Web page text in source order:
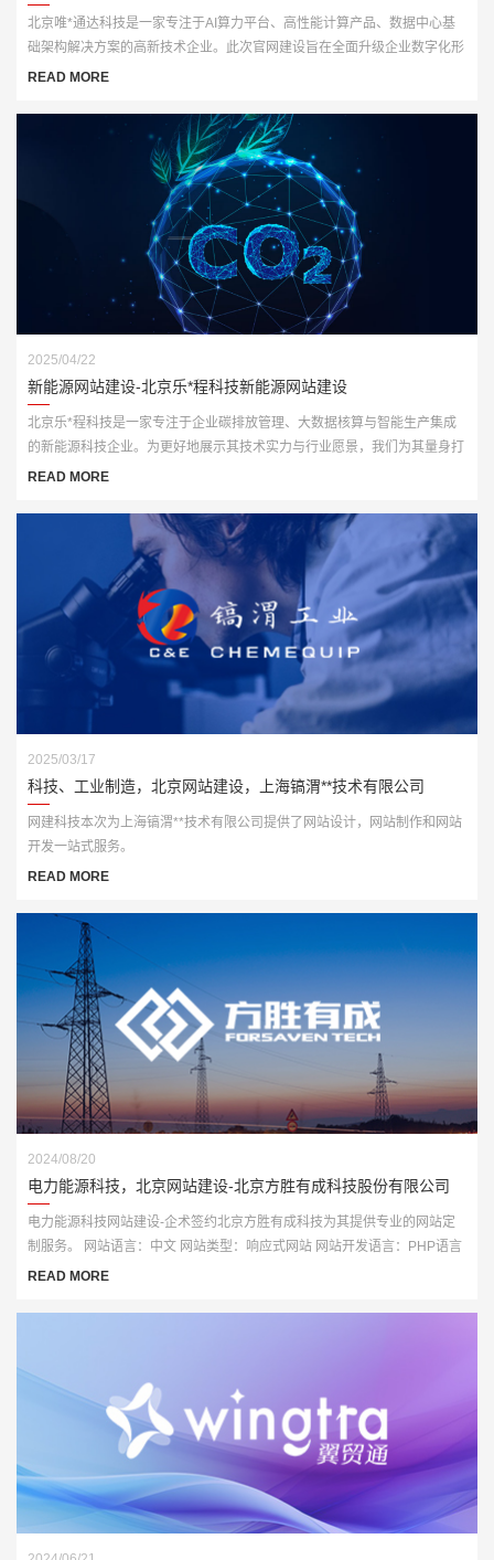
北京唯*通达科技是一家专注于AI算力平台、高性能计算产品、数据中心基
础架构解决方案的高新技术企业。此次官网建设旨在全面升级企业数字化形
象，打造一个集展示、推广与技术服务于一体的多功能门户网站。
READ MORE
2025/04/22
新能源网站建设-北京乐*程科技新能源网站建设
北京乐*程科技是一家专注于企业碳排放管理、大数据核算与智能生产集成
的新能源科技企业。为更好地展示其技术实力与行业愿景，我们为其量身打
造了一套高端、智能化的官方网站解决方案，全面赋能品牌数字化形象升
READ MORE
2025/03/17
科技、工业制造，北京网站建设，上海镐渭**技术有限公司
网建科技本次为上海镐渭**技术有限公司提供了网站设计，网站制作和网站
开发一站式服务。
READ MORE
2024/08/20
电力能源科技，北京网站建设-北京方胜有成科技股份有限公司
电力能源科技网站建设-企术签约北京方胜有成科技为其提供专业的网站定
制服务。 网站语言：中文 网站类型：响应式网站 网站开发语言：PHP语言
开发
READ MORE